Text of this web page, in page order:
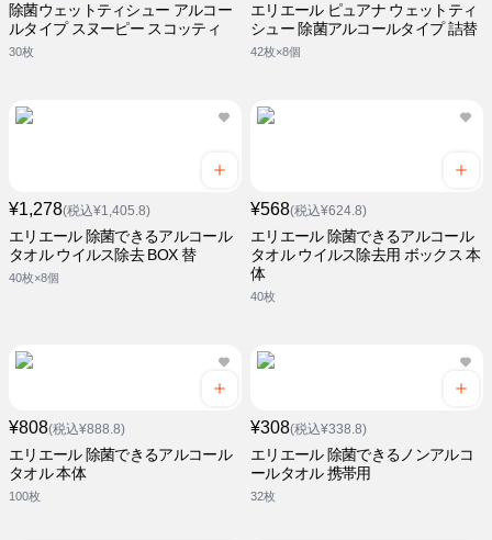
除菌ウェットティシュー アルコー
ルタイプ スヌーピー スコッティ
30枚
エリエール ピュアナ ウェットティ
シュー 除菌アルコールタイプ 詰替
42枚×8個
¥1,278(税込¥1,405.8)
エリエール 除菌できるアルコール
タオル ウイルス除去 BOX 替
40枚×8個
¥568(税込¥624.8)
エリエール 除菌できるアルコール
タオル ウイルス除去用 ボックス 本
体
40枚
¥808(税込¥888.8)
エリエール 除菌できるアルコール
タオル 本体
100枚
¥308(税込¥338.8)
エリエール 除菌できるノンアルコ
ールタオル 携帯用
32枚